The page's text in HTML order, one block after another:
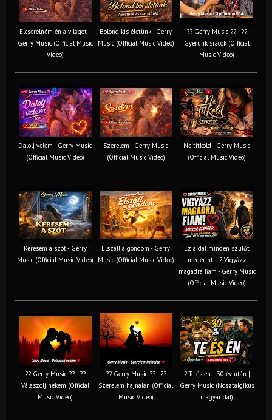
Elcserélném én a világot -
Gerry Music (Official Music
Video)
Bolond kis életünk - Gerry
Music (Official Music Video)
?? Gerry Music ?? - ??
Gyerünk srácok (Official
Music Video)
Dalolj velem - Gerry Music
(Official Music Video)
Szerelem - Gerry Music
(Official Music Video)
Ne titkold - Gerry Music
(Official Music Video)
Keresem a szót - Gerry
Music (Official Music Video)
Elszáll a gondom - Gerry
Music (Official Music Video)
Ez a dal minden szülőt
megérint… ? Vigyázz
magadra fiam - Gerry Music
(Official Music Video)
?? Gerry Music ?? - ??
Válaszolj nekem (Official
Music Video)
?? Gerry Music ?? - ??
Szerelem hajnalán (Official
Music Video)
? Te és én… 30 év után |
Gerry Music (Nosztalgikus
magyar dal)